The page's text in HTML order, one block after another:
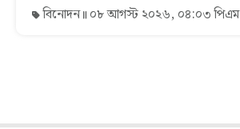
বিনোদন ০৮ আগস্ট ২০২৬, ০৪:০৩ পিএম